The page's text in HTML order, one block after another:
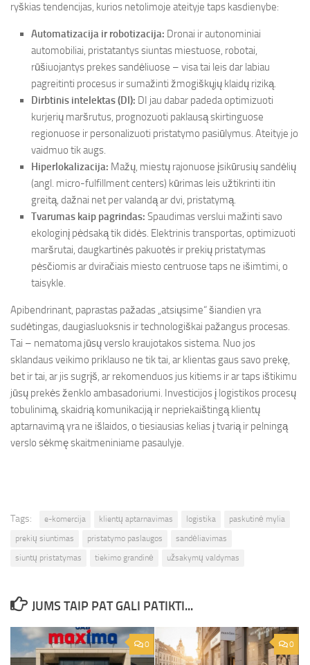
ryškias tendencijas, kurios netolimoje ateityje taps kasdienybe:
Automatizacija ir robotizacija: Dronai ir autonominiai
automobiliai, pristatantys siuntas miestuose, robotai,
rūšiuojantys prekes sandėliuose – visa tai leis dar labiau
pagreitinti procesus ir sumažinti žmogiškųjų klaidų riziką.
Dirbtinis intelektas (DI): DI jau dabar padeda optimizuoti
kurjerių maršrutus, prognozuoti paklausą skirtinguose
regionuose ir personalizuoti pristatymo pasiūlymus. Ateityje jo
vaidmuo tik augs.
Hiperlokalizacija: Mažų, miestų rajonuose įsikūrusių sandėlių
(angl. micro-fulfillment centers) kūrimas leis užtikrinti itin
greitą, dažnai net per valandą ar dvi, pristatymą.
Tvarumas kaip pagrindas: Spaudimas verslui mažinti savo
ekologinį pėdsaką tik didės. Elektrinis transportas, optimizuoti
maršrutai, daugkartinės pakuotės ir prekių pristatymas
pėsčiomis ar dviračiais miesto centruose taps ne išimtimi, o
taisykle.
Apibendrinant, paprastas pažadas „atsiųsime“ šiandien yra
sudėtingas, daugiasluoksnis ir technologiškai pažangus procesas.
Tai – nematoma jūsų verslo kraujotakos sistema. Nuo jos
sklandaus veikimo priklauso ne tik tai, ar klientas gaus savo prekę,
bet ir tai, ar jis sugrįš, ar rekomenduos jus kitiems ir ar taps ištikimu
jūsų prekės ženklo ambasadoriumi. Investicijos į logistikos procesų
tobulinimą, skaidrią komunikaciją ir nepriekaištingą klientų
aptarnavimą yra ne išlaidos, o tiesiausias kelias į tvarią ir pelningą
verslo sėkmę skaitmeniniame pasaulyje.
Tags: e-komercija klientų aptarnavimas logistika
paskutinė mylia
prekių siuntimas
pristatymo paslaugos
sandėliavimas
siuntų pristatymas
tiekimo grandinė užsakymų valdymas
JUMS TAIP PAT GALI PATIKTI...
0 0